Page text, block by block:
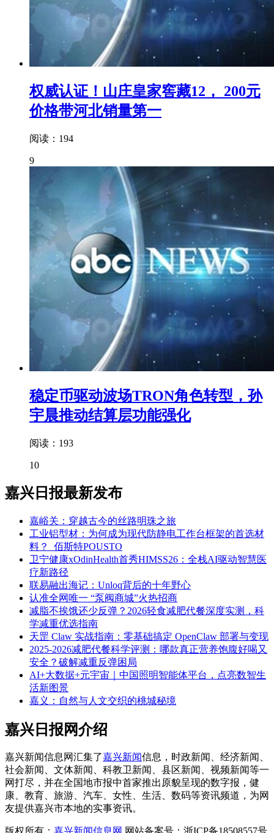
权威认证！山庄皇家窖藏12， 200元
价格带河北销量第一
阅读：194
9
稳定币驱动波场TRON角色转型，孙
宇晨推动结算层功能强化
阅读：193
10
嘉兴日报最新发布
嘉峪关：穿越古今的丝路明珠之旅
工业铝型材：为何成为现代防静电工作台框架的首选材
料？_佰斯特POUSTO
卫宁健康xOdinHealth首秀HIMSS26：全栈AI驱动智慧医
疗新路径
联易融出海记：Unloq背后的十年野心
认准全网唯一 “泵阀商城”火热招商
减脂不挨饿还少反弹？2026轻食减肥代餐深度实测，科
学减重优选指南
天罡 Claw 实战指南：零基础搞定 OpenClaw 部署与变现
2025-2026减肥代餐科学评测：哪款真正营养饱腹好喝又
安全？破解减重反弹困局
AI+大数据+元宇宙｜中国照明智能体平台，点亮数智生
活新图景
嘉义：自然与人文交织的桃城秘境
嘉兴日报网介绍
嘉兴新闻信息网汇集了嘉兴新闻信息，时政新闻、经济新闻、
社会新闻、文体新闻、科教卫新闻、县区新闻、视频新闻等一
网打尽，并在全国地市报中首家推出原貌呈现的数字报，健
康、教育、旅游、汽车、女性、生活、数码等资讯频道，为网
友提供嘉兴市本地的实事资讯。